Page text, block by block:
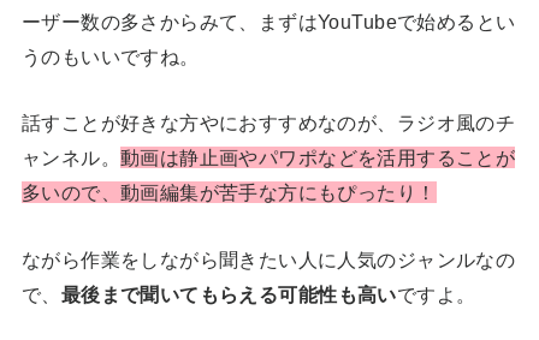
ーザー数の多さからみて、まずはYouTubeで始めるとい
うのもいいですね。
話すことが好きな方やにおすすめなのが、ラジオ風のチ
ャンネル。 動画は静止画やパワポなどを活用することが
多いので、動画編集が苦手な方にもぴったり！
ながら作業をしながら聞きたい人に人気のジャンルなの
で、 最後まで聞いてもらえる可能性も高いですよ。